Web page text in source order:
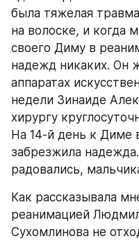
была тяжелая
на волоске, и когда
своего Диму в
надежд никаких. Он
аппаратах
недели Зинаиде
хирургу
На 14-й день к Диме
забрезжила
радовались,
Как рассказывала
реанимацией
Сухомлинова не